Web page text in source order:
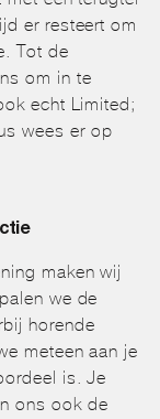
er resteert om
Tot de
om in te
echt Limited;
wees er op
maken wij
we de
horende
meteen aan je
is. Je
ons ook de